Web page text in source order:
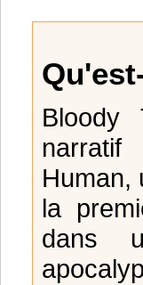
Human,
la
dans